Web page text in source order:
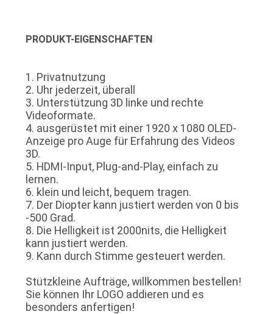
PRODUKT-EIGENSCHAFTEN
1. Privatnutzung
2. Uhr jederzeit, überall
3. Unterstützung 3D linke und rechte
Videoformate.
4. ausgerüstet mit einer 1920 x 1080 OLED-
Anzeige pro Auge für Erfahrung des Videos
3D.
5. HDMI-Input, Plug-and-Play, einfach zu
lernen.
6. klein und leicht, bequem tragen.
7. Der Diopter kann justiert werden von 0 bis
-500 Grad.
8. Die Helligkeit ist 2000nits, die Helligkeit
kann justiert werden.
9. Kann durch Stimme gesteuert werden.
Stützkleine Aufträge, willkommen bestellen!
Sie können Ihr LOGO addieren und es
besonders anfertigen!